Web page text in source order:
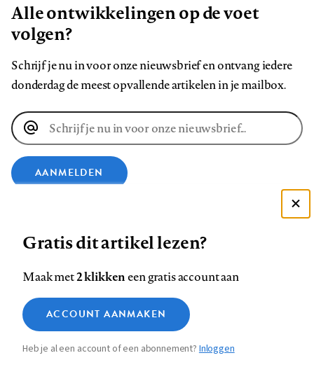
Alle ontwikkelingen op de voet
volgen?
Schrijf je nu in voor onze nieuwsbrief en ontvang iedere
donderdag de meest opvallende artikelen in je mailbox.
E-
mailadres
AANMELDEN
ons
op
Facebook
ons
ons
ons
Instagram
ons
YouTube
ons
Footer
navigation
Contact Colofon Disclaimer Privacy
Medische vragen verdienen
betrouwbare antwoorden
Zie onze cookie policy
Analytische cookies
Marketing cookies
Gratis dit artikel lezen?
Maak met2 klikkeneen gratis account aan
ACCOUNT AANMAKEN
Heb je al een account of een abonnement?Inloggen